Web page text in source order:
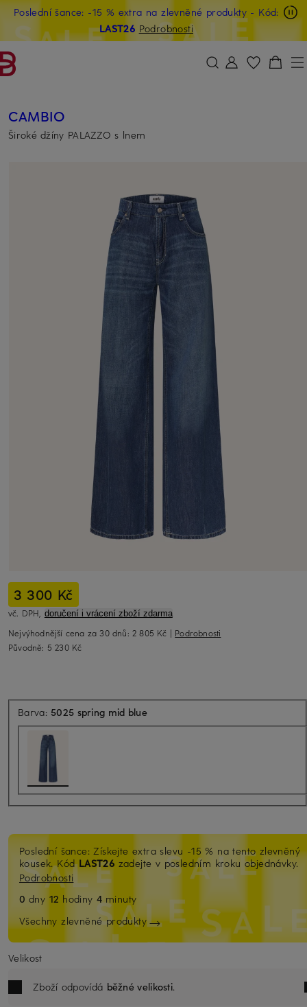
PŘEJÍT NA HLAVNÍ OBSAH PŘESKOČIT NA VYHLEDÁVÁNÍ
Poslední šance: -15 % extra na zlevněné produkty - Kód:
LAST26 Podrobnosti
CAMBIO
Široké džíny PALAZZO s lnem
3 300 Kč
vč. DPH, doručení i vrácení zboží zdarma
Nejvýhodnější cena za 30 dnů: 2 805 Kč | Podrobnosti
Původně: 5 230 Kč
Barva: 5025 spring mid blue
Poslední šance: Získejte extra slevu -15 % na tento zlevněný
kousek. KódLAST26 zadejte v posledním kroku objednávky.
Podrobnosti
0 dny 12 hodiny 4 minuty
Všechny zlevněné produkty
Velikost
Zboží odpovídá běžné velikosti.